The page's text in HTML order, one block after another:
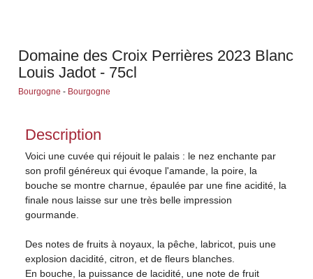
Domaine des Croix Perrières 2023 Blanc
Louis Jadot - 75cl
Bourgogne - Bourgogne
Description
Voici une cuvée qui réjouit le palais : le nez enchante par
son profil généreux qui évoque l'amande, la poire, la
bouche se montre charnue, épaulée par une fine acidité, la
finale nous laisse sur une très belle impression
gourmande.
Des notes de fruits à noyaux, la pêche, labricot, puis une
explosion dacidité, citron, et de fleurs blanches.
En bouche, la puissance de lacidité, une note de fruit